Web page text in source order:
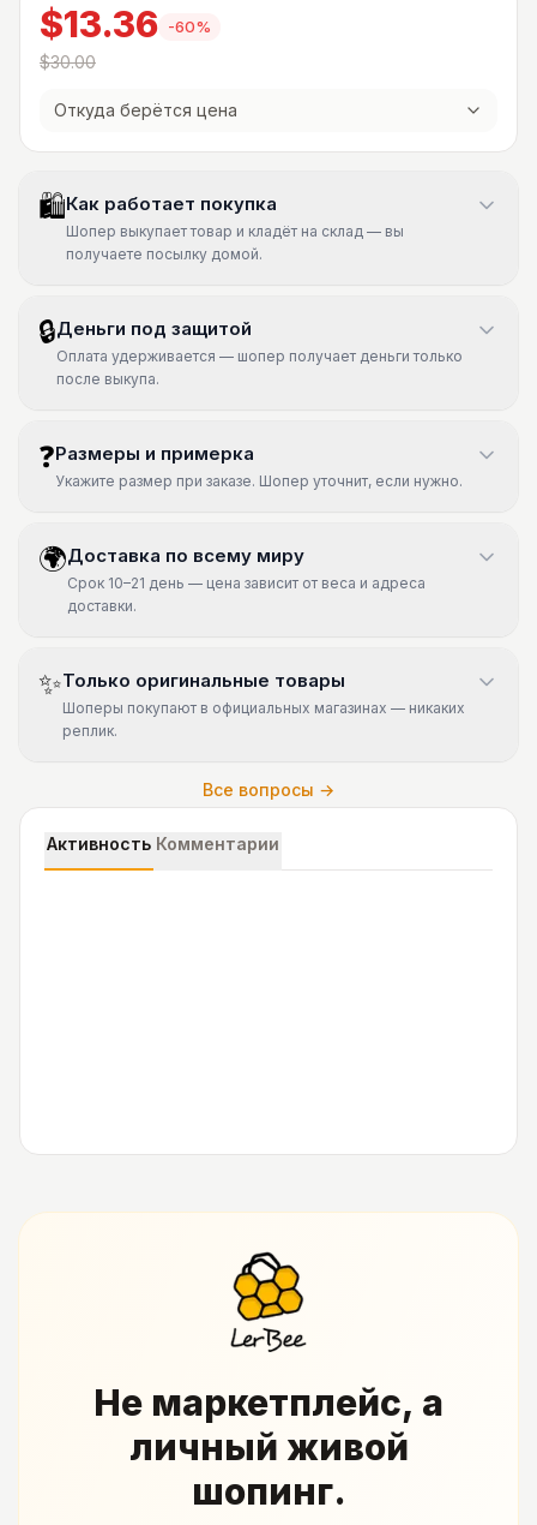
$13.36 -60%
$30.00
Откуда берётся цена
🛍Как работает покупка
Шопер выкупает товар и кладёт на склад — вы
получаете посылку домой.
🔒Деньги под защитой
Оплата удерживается — шопер получает деньги только
после выкупа.
❓Размеры и примерка
Укажите размер при заказе. Шопер уточнит, если нужно.
🌍Доставка по всему миру
Срок 10–21 день — цена зависит от веса и адреса
доставки.
✨Только оригинальные товары
Шоперы покупают в официальных магазинах — никаких
реплик.
Все вопросы →
Активность Комментарии
Не маркетплейс, а
личный живой
шопинг.